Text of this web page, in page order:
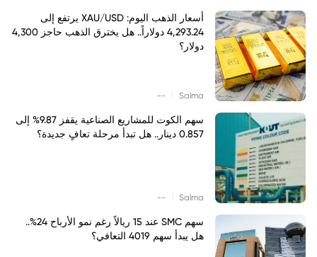
أسعار الذهب اليوم: XAU/USD يرتفع إلى
4,293.24 دولاراً.. هل يخترق الذهب حاجز 4,300
دولار؟
Salma
--
سهم الكوت للمشاريع الصناعية يقفز 9.87% إلى
0.857 دينار.. هل تبدأ مرحلة تعافٍ جديدة؟
Salma
--
سهم SMC عند 15 ريالاً رغم نمو الأرباح 24%..
هل يبدأ سهم 4019 التعافي؟